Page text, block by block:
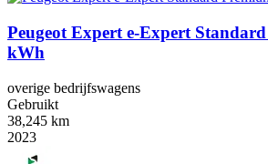
Peugeot Expert e-Expert
kWh
overige bedrijfswagens
Gebruikt
38,245 km
2023